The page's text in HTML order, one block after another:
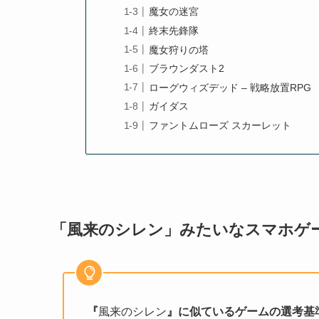
魔女の迷宮
終末先鋒隊
魔女狩りの塔
ブラウンダスト2
ローグウィズデッド – 戦略放置RPG
ガイダス
ファントムローズ スカーレット
「風来のシレン」みたいなスマホゲ
『風来のシレン 』に似ているゲームの選考基